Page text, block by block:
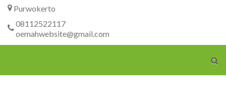
Purwokerto
08112522117
oemahwebsite@gmail.com